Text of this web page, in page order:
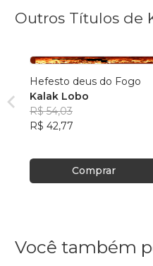
Outros Títulos de
Hefesto deus do Fogo
Kalak Lobo
R$ 54,03
R$ 42,77
Comprar
Você também